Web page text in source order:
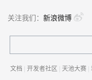
关注我们： 新浪微博
文档 | 开发者社区 | 天池大赛 |